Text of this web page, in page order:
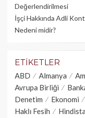
Değerlendirilmesi
İşçi Hakkında Adli
Nedeni midir?
ETIKETLER
ABD Almanya
Avrupa Birliği
Denetim
Ekonomi
Haklı Fesih